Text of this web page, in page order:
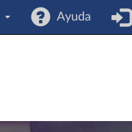
Ayuda